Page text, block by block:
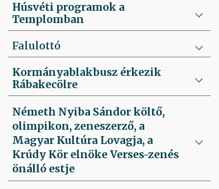
Húsvéti programok a
Templomban
Falulottó
Kormányablakbusz érkezik
Rábakecölre
Németh Nyiba Sándor költő,
olimpikon, zeneszerző, a
Magyar Kultúra Lovagja, a
Krúdy Kör elnöke Verses-zenés
önálló estje